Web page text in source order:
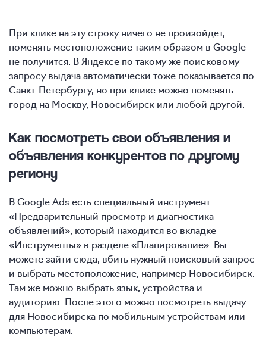
При клике на эту строку ничего не произойдет,
поменять местоположение таким образом в Google
не получится. В Яндексе по такому же поисковому
запросу выдача автоматически тоже показывается по
Санкт-Петербургу, но при клике можно поменять
город на Москву, Новосибирск или любой другой.
Как посмотреть свои объявления и
объявления конкурентов по другому
региону
В Google Ads есть специальный инструмент
«Предварительный просмотр и диагностика
объявлений», который находится во вкладке
«Инструменты» в разделе «Планирование». Вы
можете зайти сюда, вбить нужный поисковый запрос
и выбрать местоположение, например Новосибирск.
Там же можно выбрать язык, устройства и
аудиторию. После этого можно посмотреть выдачу
для Новосибирска по мобильным устройствам или
компьютерам.